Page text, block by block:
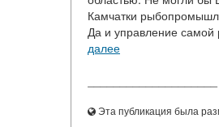
Камчатки
Да и управление
далее
Эта публикация была